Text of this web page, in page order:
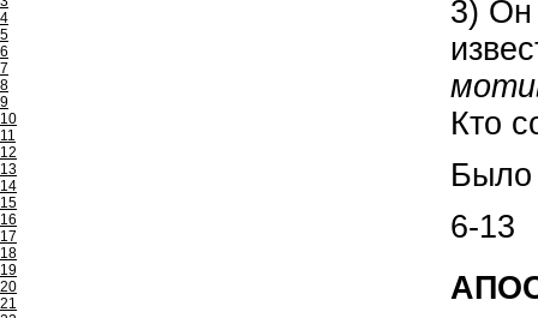
4
5
6
7
8
9
10
11
12
13
14
15
16
17
18
19
20
21
3) Он
Кто
Было
6-13